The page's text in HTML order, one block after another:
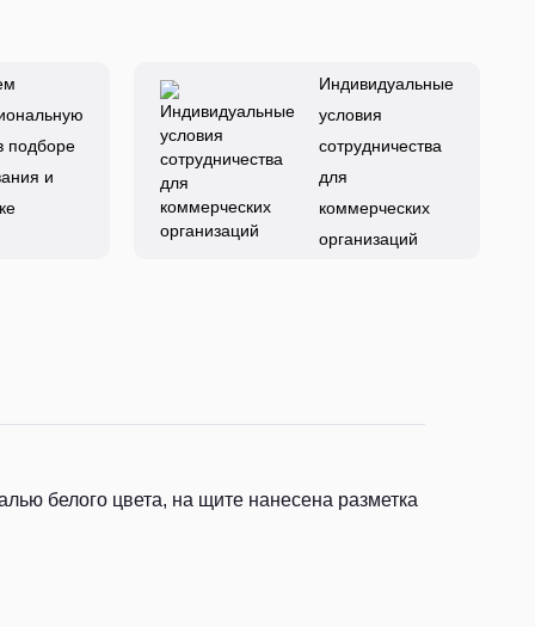
подборе
и
Индивидуальные
условия
сотрудничества
для
коммерческих
организаций
белого цвета, на щите нанесена разметка